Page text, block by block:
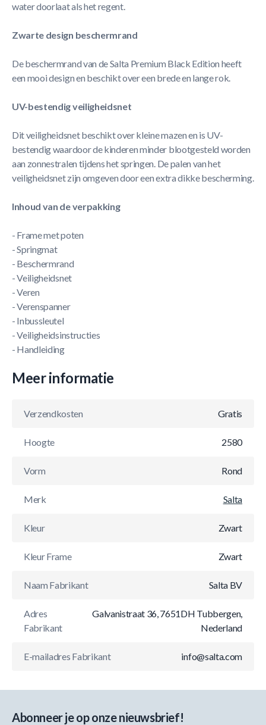
water doorlaat als het regent.
Zwarte design beschermrand
De beschermrand van de Salta Premium Black Edition heeft
een mooi design en beschikt over een brede en lange rok.
UV-bestendig veiligheidsnet
Dit veiligheidsnet beschikt over kleine mazen en is UV-
bestendig waardoor de kinderen minder blootgesteld worden
aan zonnestralen tijdens het springen. De palen van het
veiligheidsnet zijn omgeven door een extra dikke bescherming.
Inhoud van de verpakking
- Frame met poten
- Springmat
- Beschermrand
- Veiligheidsnet
- Veren
- Verenspanner
- Inbussleutel
- Veiligheidsinstructies
- Handleiding
Meer informatie
Verzendkosten Gratis
Hoogte 2580
Vorm Rond
Merk Salta
Kleur Zwart
Kleur Frame Zwart
Naam Fabrikant Salta BV
Adres
Fabrikant
Galvanistraat 36, 7651DH Tubbergen,
Nederland
E-mailadres Fabrikant info@salta.com
Abonneer je op onze nieuwsbrief!